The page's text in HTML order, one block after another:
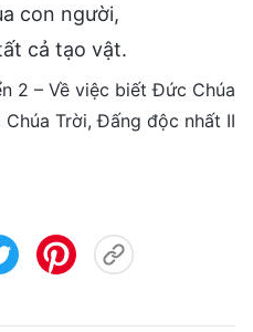
con người,
cả tạo vật.
2 – Về việc biết Đức Chúa
Trời, Đấng độc nhất II